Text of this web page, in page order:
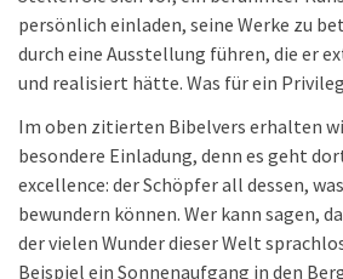
persönlich einladen, seine Werke zu
durch eine Ausstellung führen, die er
und realisiert hätte. Was für ein
Im oben zitierten Bibelvers erhalten
besondere Einladung, denn es geht
excellence: der Schöpfer all dessen,
bewundern können. Wer kann sagen,
der vielen Wunder dieser Welt
Beispiel ein Sonnenaufgang in den